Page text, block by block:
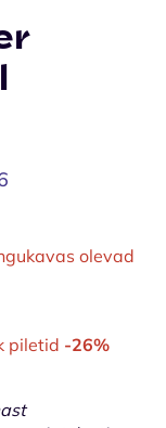
olevad
piletid -26%